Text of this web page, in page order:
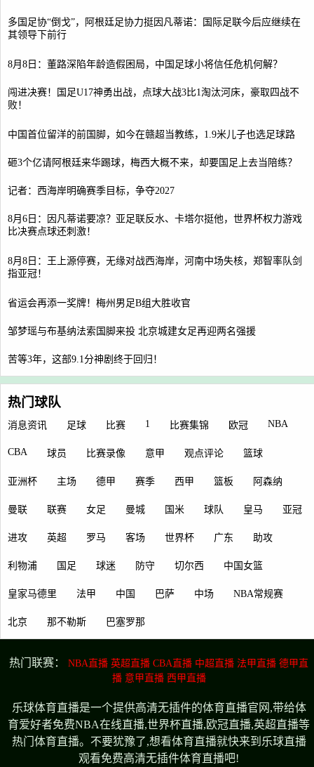
多国足协“倒戈”，阿根廷足协力挺因凡蒂诺：国际足联今后应继续在
其领导下前行
8月8日：董路深陷年龄造假困局，中国足球小将信任危机何解？
闯进决赛！国足U17神勇出战，点球大战3比1淘汰河床，豪取四战不
败！
中国首位留洋的前国脚，如今在赣超当教练，1.9米儿子也选足球路
砸3个亿请阿根廷来华踢球，梅西大概不来，却要国足上去当陪练？
记者：西海岸明确赛季目标，争夺2027
8月6日：因凡蒂诺要凉？亚足联反水、卡塔尔挺他，世界杯权力游戏
比决赛点球还刺激！
8月8日：王上源停赛，无缘对战西海岸，河南中场失核，郑智率队剑
指亚冠！
省运会再添一奖牌！梅州男足B组大胜收官
邹梦瑶与布基纳法索国脚来投 北京城建女足再迎两名强援
苦等3年，这部9.1分神剧终于回归！
热门球队
消息资讯 足球 比赛 1 比赛集锦 欧冠 NBA
CBA 球员 比赛录像 意甲 观点评论 篮球
亚洲杯 主场 德甲 赛季 西甲 篮板 阿森纳
曼联 联赛 女足 曼城 国米 球队 皇马 亚冠
进攻 英超 罗马 客场 世界杯 广东 助攻
利物浦 国足 球迷 防守 切尔西 中国女篮
皇家马德里 法甲 中国 巴萨 中场 NBA常规赛
北京 那不勒斯 巴塞罗那
热门联赛： NBA直播 英超直播 CBA直播 中超直播 法甲直播 德甲直
播 意甲直播 西甲直播
乐球体育直播是一个提供高清无插件的体育直播官网,带给体
育爱好者免费NBA在线直播,世界杯直播,欧冠直播,英超直播等
热门体育直播。不要犹豫了,想看体育直播就快来到乐球直播
观看免费高清无插件体育直播吧!